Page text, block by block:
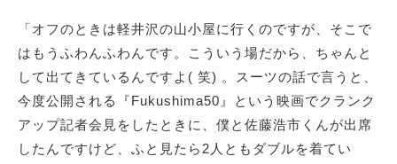
「オフのときは軽井沢の山小屋に行くのですが、そこで
はもうふわんふわんです。こういう場だから、ちゃんと
して出てきているんですよ( 笑) 。スーツの話で言うと、
今度公開される『Fukushima50』という映画でクランク
アップ記者会見をしたときに、僕と佐藤浩市くんが出席
したんですけど、ふと見たら2人ともダブルを着てい